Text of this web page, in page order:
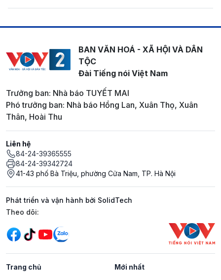
BAN VĂN HOÁ - XÃ HỘI VÀ DÂN
TỘC
Đài Tiếng nói Việt Nam
Trưởng ban: Nhà báo TUYẾT MAI
Phó trưởng ban: Nhà báo Hồng Lan, Xuân Thọ, Xuân
Thân, Hoài Thu
Liên hệ
84-24-39365555
84-24-39342724
41-43 phố Bà Triệu, phường Cửa Nam, TP. Hà Nội
Phát triển và vận hành bởi SolidTech
Mạng xã hội
Theo dõi:
Trang chủ Mới nhất